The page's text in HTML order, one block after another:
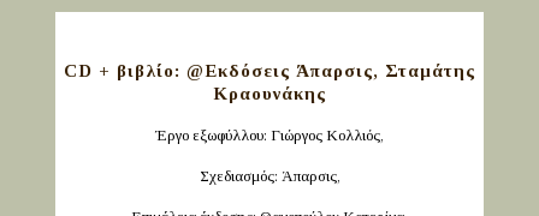
CD + βιβλίο: @Εκδόσεις Άπαρσις, Σταμάτης
Κραουνάκης
Έργο εξωφύλλου: Γιώργος Κολλιός,
Σχεδιασμός: Άπαρσις,